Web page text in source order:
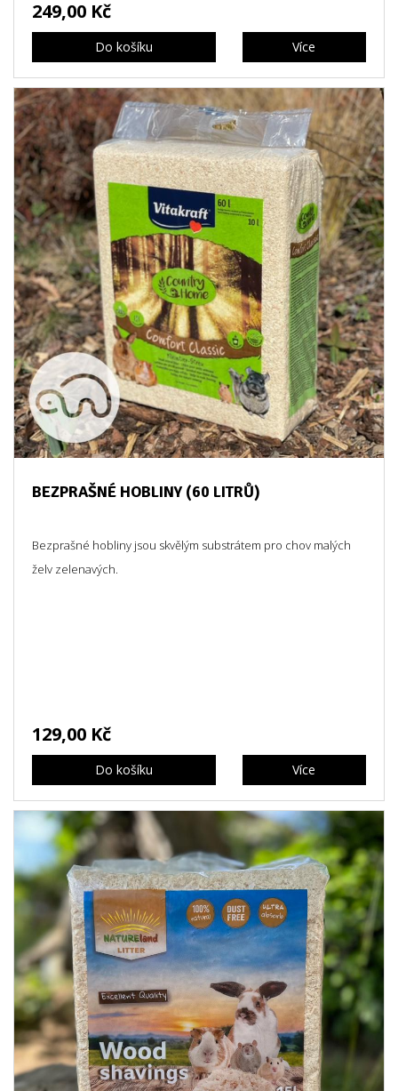
249,00 Kč
Do košíku Více
BEZPRAŠNÉ HOBLINY (60 LITRŮ)
Bezprašné hobliny jsou skvělým substrátem pro chov malých
želv zelenavých.
129,00 Kč
Do košíku Více